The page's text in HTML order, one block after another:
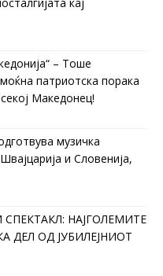
– Тоше
патриотска порака
Македонец!
музичка
и Словенија,
НАЈГОЛЕМИТЕ
ОД ЈУБИЛЕЈНИОТ